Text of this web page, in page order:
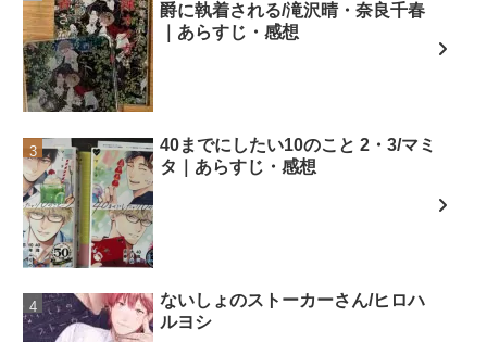
爵に執着される/滝沢晴・奈良千春
｜あらすじ・感想
40までにしたい10のこと 2・3/マミ
タ｜あらすじ・感想
ないしょのストーカーさん/ヒロハ
ルヨシ